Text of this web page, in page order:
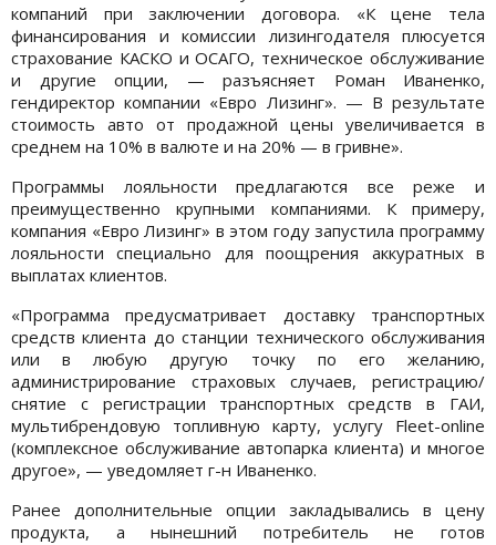
компаний при заключении договора. «К цене тела
финансирования и комиссии лизингодателя плюсуется
страхование КАСКО и ОСАГО, техническое обслуживание
и другие опции, — разъясняет Роман Иваненко,
гендиректор компании «Евро Лизинг». — В результате
стоимость авто от продажной цены увеличивается в
среднем на 10% в валюте и на 20% — в гривне».
Программы лояльности предлагаются все реже и
преимущественно крупными компаниями. К примеру,
компания «Евро Лизинг» в этом году запустила программу
лояльности специально для поощрения аккуратных в
выплатах клиентов.
«Программа пре­дусматривает доставку транспортных
средств клиента до станции технического обслуживания
или в любую другую точку по его желанию,
администрирование страховых случаев, регистрацию/
снятие с регистрации транспортных средств в ГАИ,
мультибрендовую топливную карту, услугу Fleet-online
(комплексное обслуживание автопарка клиента) и многое
другое», — уведомляет г-н Иваненко.
Ранее дополнительные опции закладывались в цену
продукта, а нынешний потребитель не готов